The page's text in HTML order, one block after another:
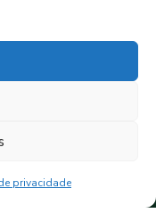
privacidade
94%